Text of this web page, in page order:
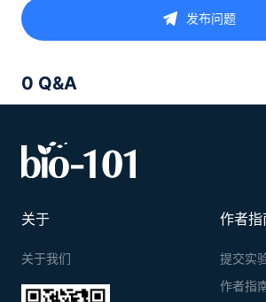
发布问题
0 Q&A
关于
关于我们
作者指
提交实
作者指